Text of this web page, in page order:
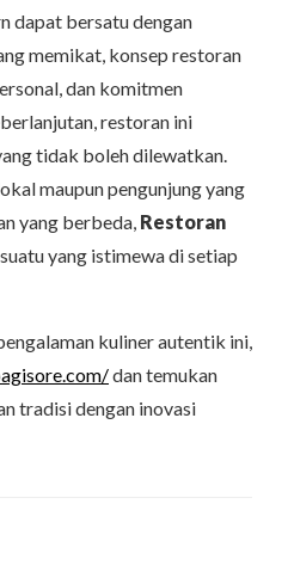
dapat bersatu dengan
memikat, konsep restoran
dan komitmen
restoran ini
tidak boleh dilewatkan.
maupun pengunjung yang
yang berbeda, Restoran
yang istimewa di setiap
kuliner autentik ini,
dan temukan
tradisi dengan inovasi